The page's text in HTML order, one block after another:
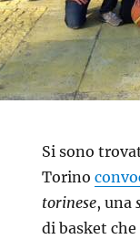
Si sono
Torino
torinese, una
di basket